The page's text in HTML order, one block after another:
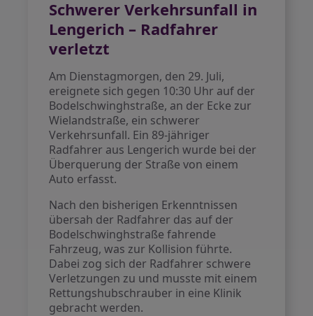
Schwerer Verkehrsunfall in
Lengerich – Radfahrer
verletzt
Am Dienstagmorgen, den 29. Juli,
ereignete sich gegen 10:30 Uhr auf der
Bodelschwinghstraße, an der Ecke zur
Wielandstraße, ein schwerer
Verkehrsunfall. Ein 89-jähriger
Radfahrer aus Lengerich wurde bei der
Überquerung der Straße von einem
Auto erfasst.
Nach den bisherigen Erkenntnissen
übersah der Radfahrer das auf der
Bodelschwinghstraße fahrende
Fahrzeug, was zur Kollision führte.
Dabei zog sich der Radfahrer schwere
Verletzungen zu und musste mit einem
Rettungshubschrauber in eine Klinik
gebracht werden.